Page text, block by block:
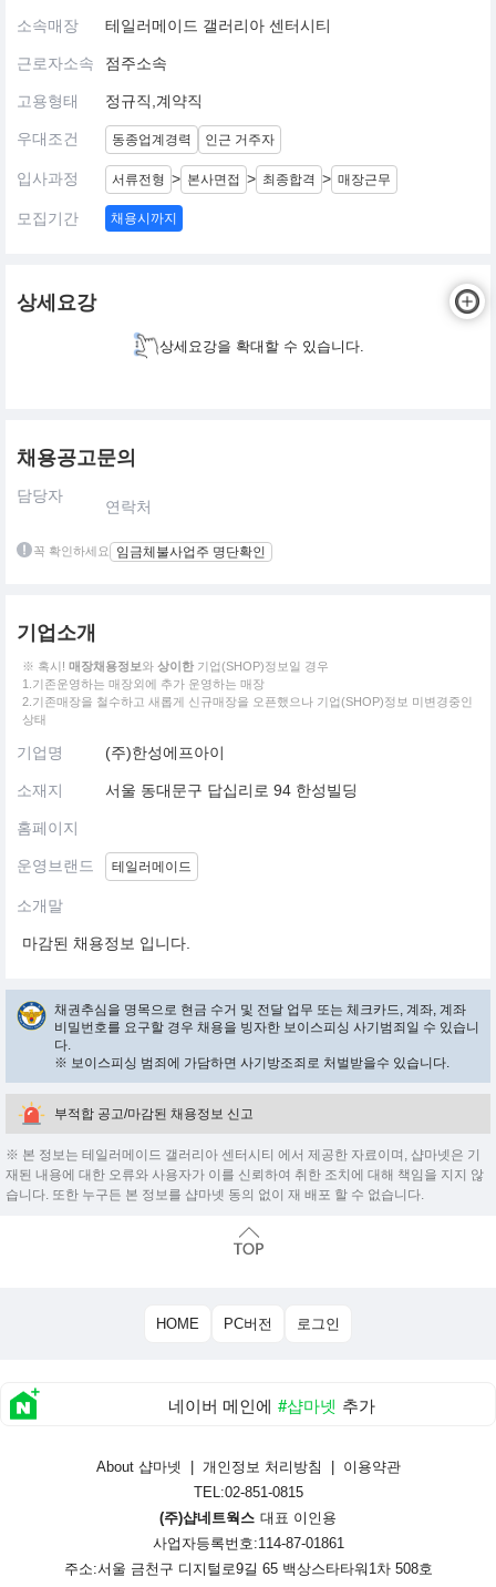
소속매장 테일러메이드 갤러리아 센터시티
근로자소속 점주소속
고용형태 정규직,계약직
우대조건 동종업계경력 인근 거주자
입사과정 서류전형 > 본사면접 > 최종합격 > 매장근무
모집기간 채용시까지
상세요강
상세요강을 확대할 수 있습니다.
채용공고문의
담당자
연락처
꼭 확인하세요 임금체불사업주 명단확인
기업소개
※ 혹시! 매장채용정보와 상이한 기업(SHOP)정보일 경우
1.기존운영하는 매장외에 추가 운영하는 매장
2.기존매장을 철수하고 새롭게 신규매장을 오픈했으나 기업(SHOP)정보 미변경중인
상태
기업명 (주)한성에프아이
소재지 서울 동대문구 답십리로 94 한성빌딩
홈페이지
운영브랜드 테일러메이드
소개말
마감된 채용정보 입니다.
채권추심을 명목으로 현금 수거 및 전달 업무 또는 체크카드, 계좌, 계좌
비밀번호를 요구할 경우 채용을 빙자한 보이스피싱 사기범죄일 수 있습니
다.
※ 보이스피싱 범죄에 가담하면 사기방조죄로 처벌받을수 있습니다.
부적합 공고/마감된 채용정보 신고
※ 본 정보는 테일러메이드 갤러리아 센터시티 에서 제공한 자료이며, 샵마넷은 기
재된 내용에 대한 오류와 사용자가 이를 신뢰하여 취한 조치에 대해 책임을 지지 않
습니다. 또한 누구든 본 정보를 샵마넷 동의 없이 재 배포 할 수 없습니다.
HOME PC버전 로그인
네이버 메인에 #샵마넷 추가
About 샵마넷 개인정보 처리방침
이용약관
TEL:02-851-0815
(주)샵네트웍스 대표 이인용
사업자등록번호:114-87-01861
주소:서울 금천구 디지털로9길 65 백상스타타워1차 508호